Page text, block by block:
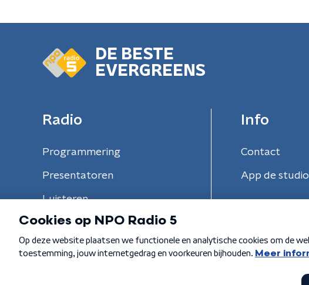
DE BESTE
EVERGREENS
Radio
Programmering
Presentatoren
Luisteren
Info
Contact
App de studio
Algemene voorwaarden Privacybeleid